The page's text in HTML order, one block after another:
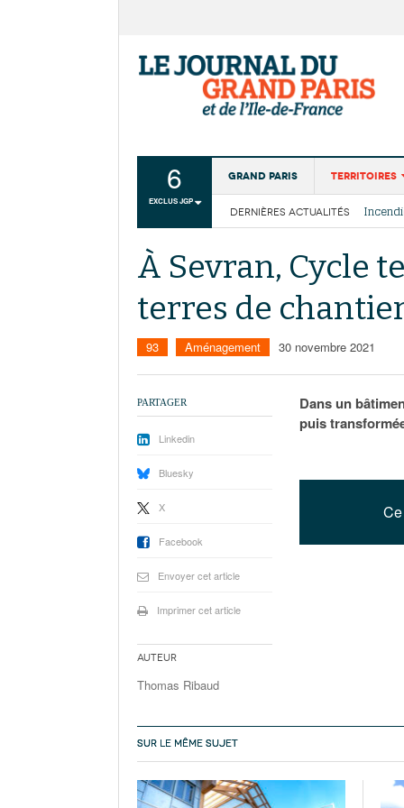
6
EXCLUS JGP
Grand Paris Territoires
Institutions
Services
DERNIÈRES ACTUALITÉS
La
À Sevran, Cycle
terres de
93 Aménagement 30 novembre 2021
Dans un
puis
PARTAGER
Linkedin
Bluesky
X
Facebook
Envoyer cet article
Imprimer cet article
Auteur
Thomas Ribaud
SUR LE MÊME SUJET